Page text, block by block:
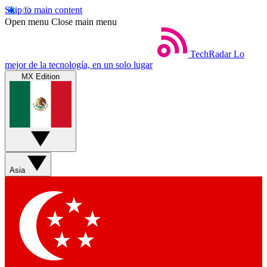
Skip to main content
Open menu Close main menu
TechRadar Lo
mejor de la tecnología, en un solo lugar
MX Edition
Asia